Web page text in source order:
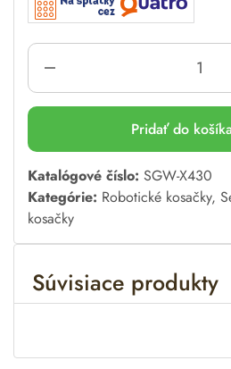
Pridať do
A
l
t
e
n
a
Katalógové číslo: SGW-X430
Kategórie: Robotické kosačky,
kosačky
Súvisiace produkty